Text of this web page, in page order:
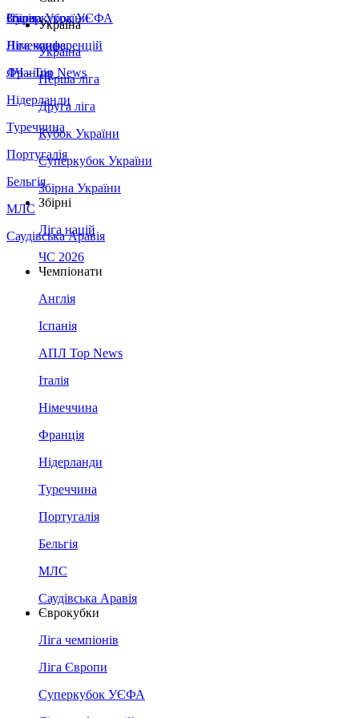
Збірна України
Італія
Німеччина
Франція
Нідерланди
Туреччина
Португалія
Бельгія
МЛС
Саудівська Аравія
Суперкубок УЄФА
Ліга конференцій
ЛЧ - Top News
Україна
Україна
Перша ліга
Друга ліга
Кубок України
Суперкубок України
Збірна України
Збірні
Ліга націй
ЧС 2026
Чемпіонати
Англія
Іспанія
АПЛ Top News
Італія
Німеччина
Франція
Нідерланди
Туреччина
Португалія
Бельгія
МЛС
Саудівська Аравія
Єврокубки
Ліга чемпіонів
Ліга Європи
Суперкубок УЄФА